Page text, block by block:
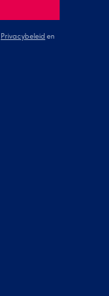
Privacybeleid en